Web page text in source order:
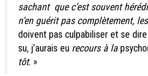
sachant que c’est souvent
n’en guérit pas complètement,
doivent pas culpabiliser et se dire
su, j’aurais eu recours à la
tôt. »